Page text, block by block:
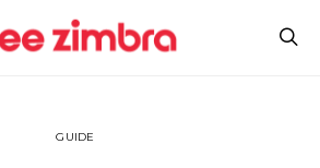
GUIDE